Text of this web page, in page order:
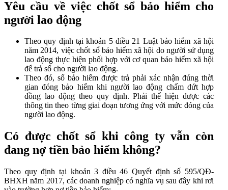
Yêu cầu về việc chốt sổ bảo hiểm cho
người lao động
Theo quy định tại khoản 5 điều 21 Luật bảo hiểm xã hội
năm 2014, việc chốt sổ bảo hiểm xã hội do người sử dụng
lao động thực hiện phối hợp với cơ quan bảo hiểm xã hội
để trả sổ cho người lao động.
Theo đó, số bảo hiểm được trả phải xác nhận đúng thời
gian đóng bảo hiểm khi người lao động chấm dứt hợp
đồng lao động theo quy định. Phải thể hiện được các
thông tin theo từng giai đoạn tương ứng với mức đóng của
người lao động.
Có được chốt sổ khi công ty vẫn còn
đang nợ tiền bảo hiểm không?
Theo quy định tại khoản 3 điều 46 Quyết định số 595/QĐ-
BHXH năm 2017, các doanh nghiệp có nghĩa vụ sau đây khi rơi